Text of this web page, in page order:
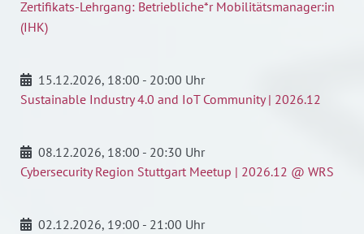
Zertifikats-Lehrgang: Betriebliche*r Mobilitätsmanager:in
(IHK)
15.12.2026, 18:00 - 20:00 Uhr
Sustainable Industry 4.0 and IoT Community | 2026.12
08.12.2026, 18:00 - 20:30 Uhr
Cybersecurity Region Stuttgart Meetup | 2026.12 @ WRS
02.12.2026, 19:00 - 21:00 Uhr